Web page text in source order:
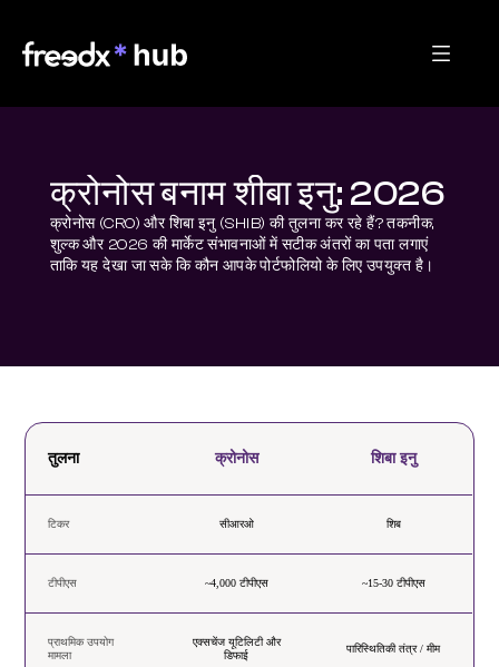
क्रोनोस बनाम शीबा इनु: 2026
क्रोनोस (CRO) और शिबा इनु (SHIB) की तुलना कर रहे हैं? तकनीक,
शुल्क और 2026 की मार्केट संभावनाओं में सटीक अंतरों का पता लगाएं
ताकि यह देखा जा सके कि कौन आपके पोर्टफोलियो के लिए उपयुक्त है।
तुलना क्रोनोस शिबा इनु
टिकर सीआरओ शिब
टीपीएस ~4,000 टीपीएस ~15-30 टीपीएस
प्राथमिक उपयोग
मामला
एक्सचेंज यूटिलिटी और
डिफाई
पारिस्थितिकी तंत्र / मीम